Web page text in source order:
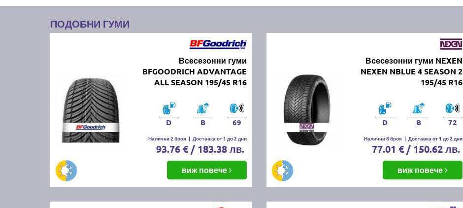
ПОДОБНИ ГУМИ
Всесезонни гуми
BFGOODRICH ADVANTAGE
ALL SEASON 195/45 R16
D B 69
Налични 2 броя | Доставка от 1 до 2 дни
93.76 € / 183.38 лв.
виж повече
Всесезонни гуми NEXEN
NEXEN NBLUE 4 SEASON 2
195/45 R16
D B 72
Налични 8 броя | Доставка от 1 до 2 дни
77.01 € / 150.62 лв.
виж повече